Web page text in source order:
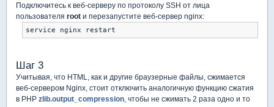
Подключитесь к веб-серверу по протоколу SSH от лица
пользователя root и перезапустите веб-сервер nginx:
service nginx restart
Шаг 3
Учитывая, что HTML, как и другие браузерные файлы, сжимается
веб-сервером Nginx, стоит отключить аналогичную функцию сжатия
в PHP zlib.output_compression, чтобы не сжимать 2 раза одно и то